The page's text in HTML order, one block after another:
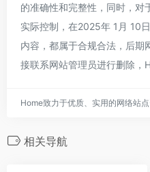
的准确性和完整性，同时，对
实际控制，在2025年 1月 10
内容，都属于合规合法，后期
接联系网站管理员进行删除，
Home致力于优质、实用的网络站
相关导航